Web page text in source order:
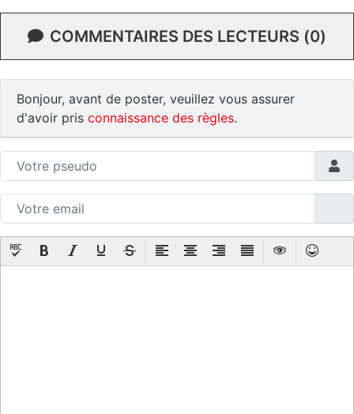
COMMENTAIRES DES LECTEURS (0)
Bonjour, avant de poster, veuillez vous assurer
d'avoir pris connaissance des règles.